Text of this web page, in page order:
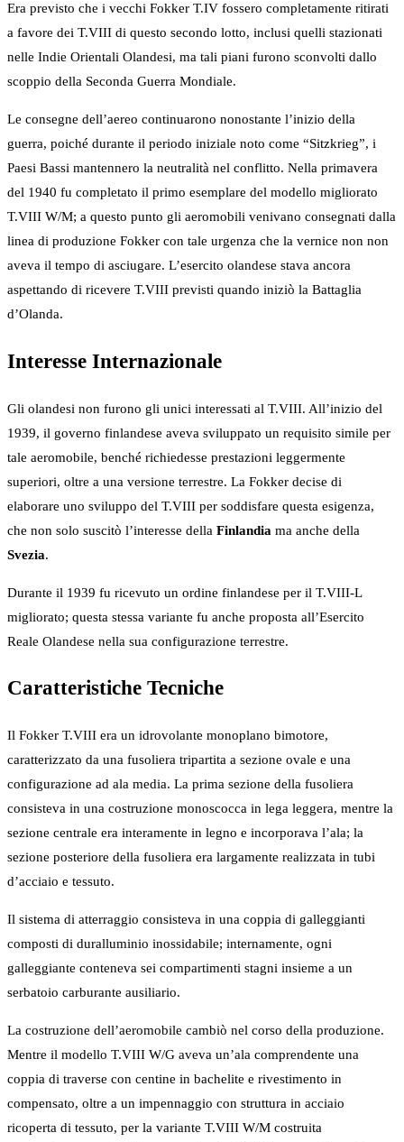
Era previsto che i vecchi Fokker T.IV fossero completamente ritirati
a favore dei T.VIII di questo secondo lotto, inclusi quelli stazionati
nelle Indie Orientali Olandesi, ma tali piani furono sconvolti dallo
scoppio della Seconda Guerra Mondiale.
Le consegne dell’aereo continuarono nonostante l’inizio della
guerra, poiché durante il periodo iniziale noto come “Sitzkrieg”, i
Paesi Bassi mantennero la neutralità nel conflitto. Nella primavera
del 1940 fu completato il primo esemplare del modello migliorato
T.VIII W/M; a questo punto gli aeromobili venivano consegnati dalla
linea di produzione Fokker con tale urgenza che la vernice non non
aveva il tempo di asciugare. L’esercito olandese stava ancora
aspettando di ricevere T.VIII previsti quando iniziò la Battaglia
d’Olanda.
Interesse Internazionale
Gli olandesi non furono gli unici interessati al T.VIII. All’inizio del
1939, il governo finlandese aveva sviluppato un requisito simile per
tale aeromobile, benché richiedesse prestazioni leggermente
superiori, oltre a una versione terrestre. La Fokker decise di
elaborare uno sviluppo del T.VIII per soddisfare questa esigenza,
che non solo suscitò l’interesse della Finlandia ma anche della
Svezia.
Durante il 1939 fu ricevuto un ordine finlandese per il T.VIII-L
migliorato; questa stessa variante fu anche proposta all’Esercito
Reale Olandese nella sua configurazione terrestre.
Caratteristiche Tecniche
Il Fokker T.VIII era un idrovolante monoplano bimotore,
caratterizzato da una fusoliera tripartita a sezione ovale e una
configurazione ad ala media. La prima sezione della fusoliera
consisteva in una costruzione monoscocca in lega leggera, mentre la
sezione centrale era interamente in legno e incorporava l’ala; la
sezione posteriore della fusoliera era largamente realizzata in tubi
d’acciaio e tessuto.
Il sistema di atterraggio consisteva in una coppia di galleggianti
composti di duralluminio inossidabile; internamente, ogni
galleggiante conteneva sei compartimenti stagni insieme a un
serbatoio carburante ausiliario.
La costruzione dell’aeromobile cambiò nel corso della produzione.
Mentre il modello T.VIII W/G aveva un’ala comprendente una
coppia di traverse con centine in bachelite e rivestimento in
compensato, oltre a un impennaggio con struttura in acciaio
ricoperta di tessuto, per la variante T.VIII W/M costruita